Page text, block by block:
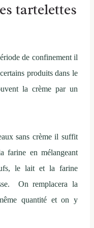
tartelettes
de confinement il
produits dans le
la crème par un
sans crème il suffit
farine en mélangeant
le lait et la farine
On remplacera la
quantité et on y